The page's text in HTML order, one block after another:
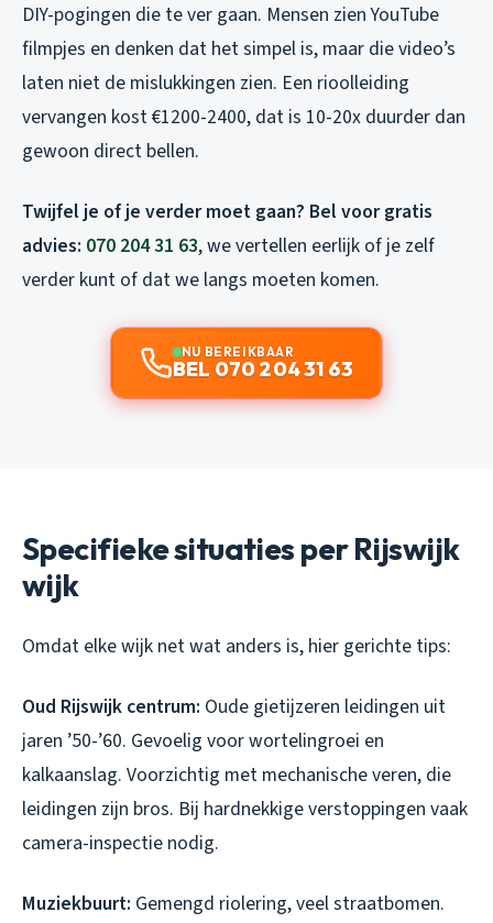
DIY-pogingen die te ver gaan. Mensen zien YouTube
filmpjes en denken dat het simpel is, maar die video’s
laten niet de mislukkingen zien. Een rioolleiding
vervangen kost €1200-2400, dat is 10-20x duurder dan
gewoon direct bellen.
Twijfel je of je verder moet gaan? Bel voor gratis
advies: 070 204 31 63, we vertellen eerlijk of je zelf
verder kunt of dat we langs moeten komen.
NU BEREIKBAAR
BEL 070 204 31 63
Specifieke situaties per Rijswijk
wijk
Omdat elke wijk net wat anders is, hier gerichte tips:
Oud Rijswijk centrum: Oude gietijzeren leidingen uit
jaren ’50-’60. Gevoelig voor wortelingroei en
kalkaanslag. Voorzichtig met mechanische veren, die
leidingen zijn bros. Bij hardnekkige verstoppingen vaak
camera-inspectie nodig.
Muziekbuurt: Gemengd riolering, veel straatbomen.